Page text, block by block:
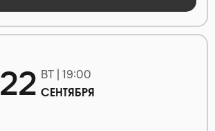
22 ВТ | 19:00
СЕНТЯБРЯ